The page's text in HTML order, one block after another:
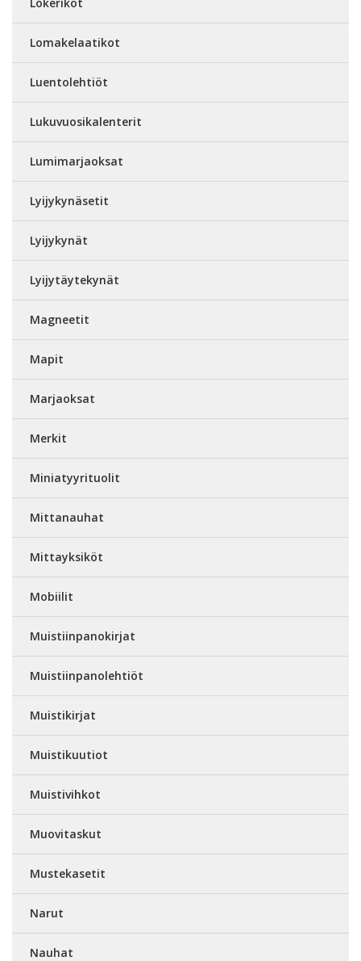
Lomakelaatikot
Luentolehtiöt
Lukuvuosikalenterit
Lumimarjaoksat
Lyijykynäsetit
Lyijykynät
Lyijytäytekynät
Magneetit
Mapit
Marjaoksat
Merkit
Miniatyyrituolit
Mittanauhat
Mittayksiköt
Mobiilit
Muistiinpanokirjat
Muistiinpanolehtiöt
Muistikirjat
Muistikuutiot
Muistivihkot
Muovitaskut
Mustekasetit
Narut
Nauhat